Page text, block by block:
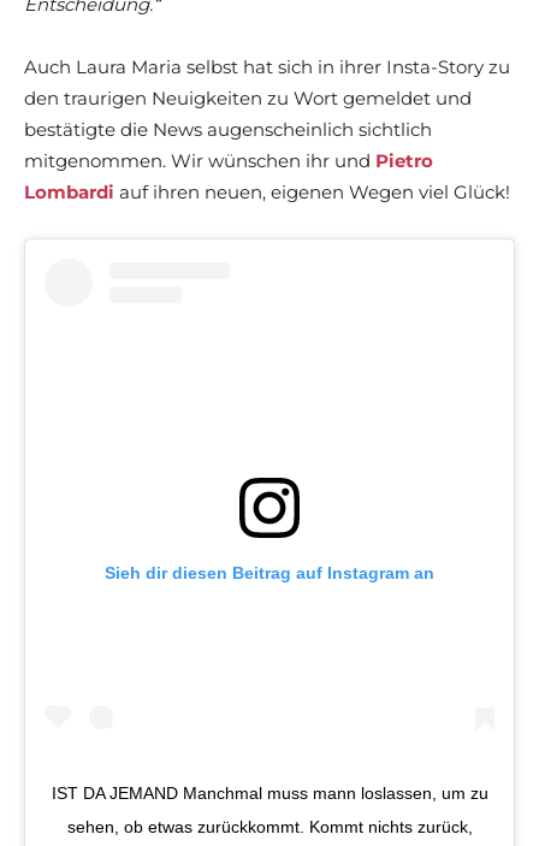
Auch Laura Maria selbst hat sich in ihrer Insta-Story zu
den traurigen Neuigkeiten zu Wort gemeldet und
bestätigte die News augenscheinlich sichtlich
mitgenommen. Wir wünschen ihr und Pietro
Lombardi auf ihren neuen, eigenen Wegen viel Glück!
Sieh dir diesen Beitrag auf Instagram an
IST DA JEMAND Manchmal muss mann loslassen, um zu
sehen, ob etwas zurückkommt. Kommt nichts zurück,